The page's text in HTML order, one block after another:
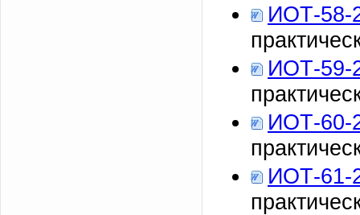
ИОТ-58-
ИОТ-59-
ИОТ-60-
ИОТ-61-